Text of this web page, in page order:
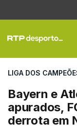
LIGA DOS
Bayern e
apurados,
derrota em